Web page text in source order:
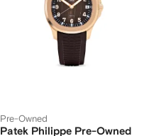
Pre-Owned
Patek Philippe Pre-Owned